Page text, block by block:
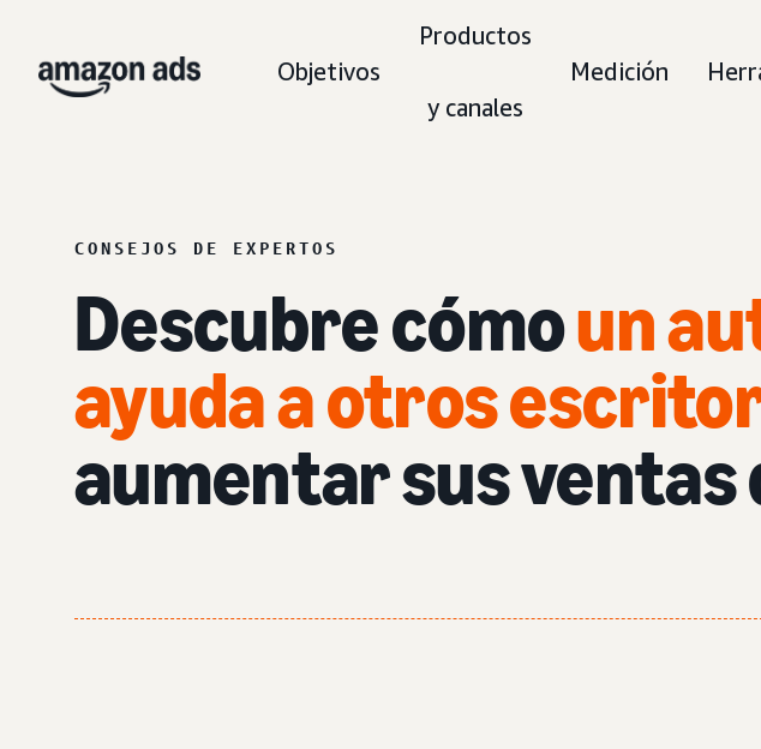
Objetivos
Productos
y canales
Medición
CONSEJOS DE EXPERTOS
Descubre cómoun
ayudaa otros
aumentar sus ventas